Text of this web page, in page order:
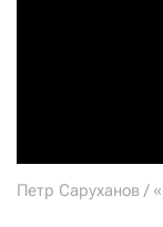
Петр Саруханов /